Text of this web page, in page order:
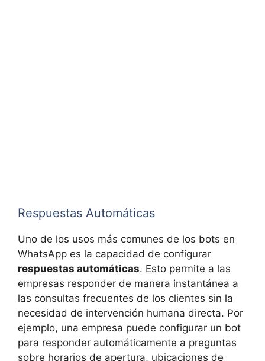
Respuestas Automáticas
Uno de los usos más comunes de los bots en
WhatsApp es la capacidad de configurar
respuestas automáticas. Esto permite a las
empresas responder de manera instantánea a
las consultas frecuentes de los clientes sin la
necesidad de intervención humana directa. Por
ejemplo, una empresa puede configurar un bot
para responder automáticamente a preguntas
sobre horarios de apertura, ubicaciones de